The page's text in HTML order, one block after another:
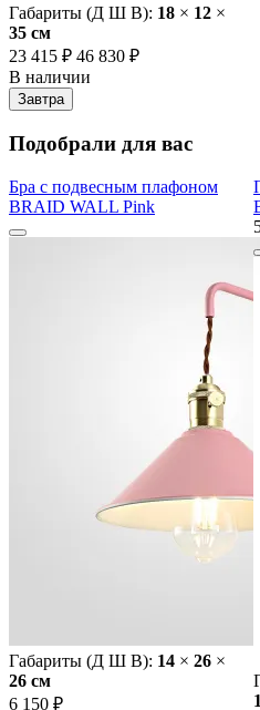
Габариты (Д Ш В): 18 × 12 ×
35 cм
23 415 ₽ 46 830 ₽
В наличии
Завтра
Подобрали для вас
Бра с подвесным плафоном
BRAID WALL Pink
Габариты (Д Ш В): 14 × 26 ×
26 cм
6 150 ₽